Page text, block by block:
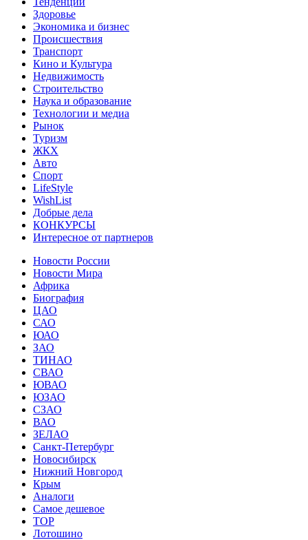
Здоровье
Экономика и бизнес
Происшествия
Транспорт
Кино и Культура
Недвижимость
Строительство
Наука и образование
Технологии и медиа
Рынок
Туризм
ЖКХ
Авто
Спорт
LifeStyle
WishList
Добрые дела
КОНКУРСЫ
Интересное от партнеров
Новости России
Новости Мира
Африка
Биография
ЦАО
САО
ЮАО
ЗАО
ТИНАО
СВАО
ЮВАО
ЮЗАО
СЗАО
ВАО
ЗЕЛАО
Санкт-Петербург
Новосибирск
Нижний Новгород
Крым
Аналоги
Самое дешевое
TOP
Лотошино